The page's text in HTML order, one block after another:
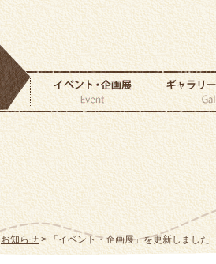
お知らせ> 「イベント・企画展」を更新しました